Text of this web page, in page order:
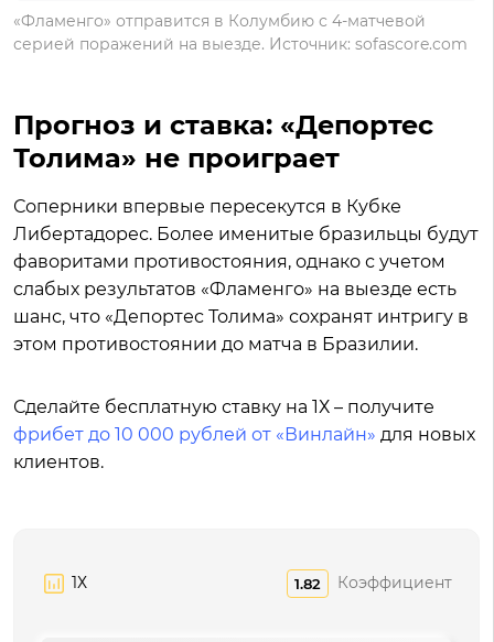
«Фламенго» отправится в Колумбию с 4-матчевой
серией поражений на выезде. Источник: sofascore.com
Прогноз и ставка: «Депортес
Толима» не проиграет
Соперники впервые пересекутся в Кубке
Либертадорес. Более именитые бразильцы будут
фаворитами противостояния, однако с учетом
слабых результатов «Фламенго» на выезде есть
шанс, что «Депортес Толима» сохранят интригу в
этом противостоянии до матча в Бразилии.
Сделайте бесплатную ставку на 1Х – получите
фрибет до 10 000 рублей от «Винлайн» для новых
клиентов.
1Х 1.82 Коэффициент